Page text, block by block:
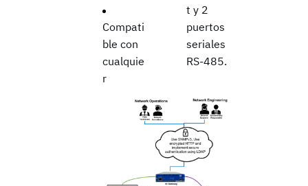
Compati
ble con
cualquie
r
t y 2
puertos
seriales
RS-485.